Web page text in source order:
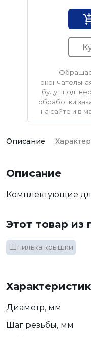
будут
обработки
на сайте и в
Описание
Описание
Комплектующие
Этот товар из
Шпилька крышки
Диаметр, мм
Шаг резьбы, мм